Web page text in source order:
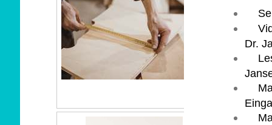
Dr.